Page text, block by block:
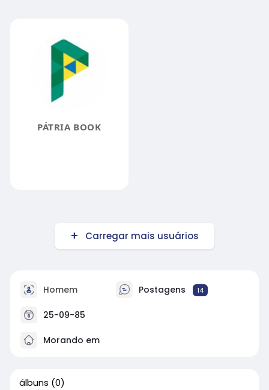
PÁTRIA BOOK
Carregar mais usuários
Homem Postagens 14
25-09-85
Morando em
álbuns (0)